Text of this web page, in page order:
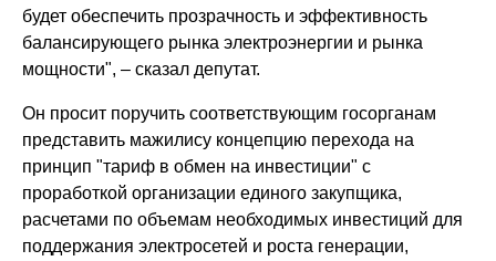
будет обеспечить прозрачность и эффективность
балансирующего рынка электроэнергии и рынка
мощности", – сказал депутат.
Он просит поручить соответствующим госорганам
представить мажилису концепцию перехода на
принцип "тариф в обмен на инвестиции" с
проработкой организации единого закупщика,
расчетами по объемам необходимых инвестиций для
поддержания электросетей и роста генерации,